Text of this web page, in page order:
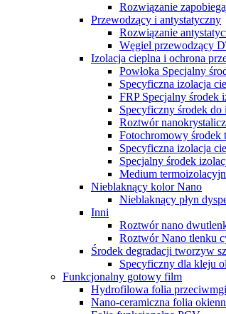
Rozwiązanie
Przewodzący i antystatyczny
Rozwiązanie
Węgiel przewodzący
Izolacja cieplna i ochrona
Powłoka Specjalny
Specyficzna izolacja
FRP Specjalny środek
Specyficzny środek
Roztwór
Fotochromowy
Specyficzna izolacja
Specjalny środek
Medium
Nieblaknący kolor Nano
Nieblaknący płyn
Inni
Roztwór nano
Roztwór Nano tlenku
Środek degradacji tworzyw
Specyficzny dla kleju
Funkcjonalny gotowy film
Hydrofilowa folia
Nano-ceramiczna folia